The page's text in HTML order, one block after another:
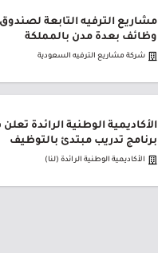
مشاريع الترفيه التابعة
وظائف بعدة مدن بالمملكة
شركة مشاريع الترفيه السعودية
الأكاديمية الوطنية الرائدة
برنامج تدريب مبتدئ بالتوظيف
الأكاديمية الوطنية الرائدة (لنا)